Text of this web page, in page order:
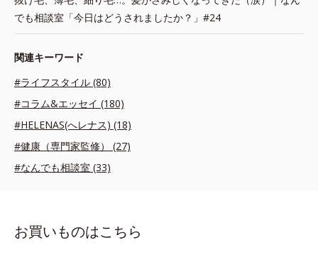
でも相談室「今日はどうされましたか？」#24
関連キーワード
#ライフスタイル (80)
#コラム&エッセイ (180)
#HELENAS(へレナス) (18)
#健康（専門家監修） (27)
#なんでも相談室 (33)
お買いものはこちら